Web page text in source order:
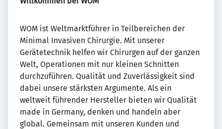
WOM ist Weltmarktführer in Teilbereichen der
Minimal Invasiven Chirurgie. Mit unserer
Gerätetechnik helfen wir Chirurgen auf der ganzen
Welt, Operationen mit nur kleinen Schnitten
durchzuführen. Qualität und Zuverlässigkeit sind
dabei unsere stärksten Argumente. Als ein
weltweit führender Hersteller bieten wir Qualität
made in Germany, denken und handeln aber
global. Gemeinsam mit unseren Kunden und